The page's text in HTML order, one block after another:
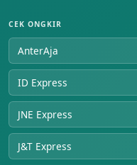
CEK ONGKIR
AnterAja
ID Express
JNE Express
J&T Express